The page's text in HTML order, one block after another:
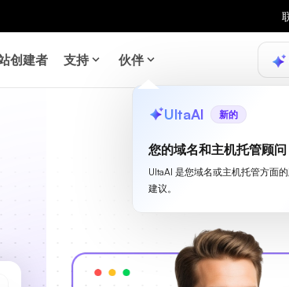
创建者 支持 伙伴
UltaAI 新的
您的域名和主机托管顾问
UltaAI 是您域名或主机托管方面
建议。